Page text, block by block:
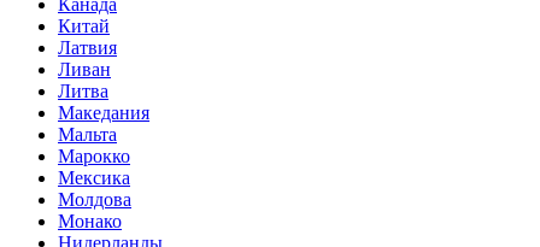
Канада
Китай
Латвия
Ливан
Литва
Македания
Мальта
Марокко
Мексика
Молдова
Монако